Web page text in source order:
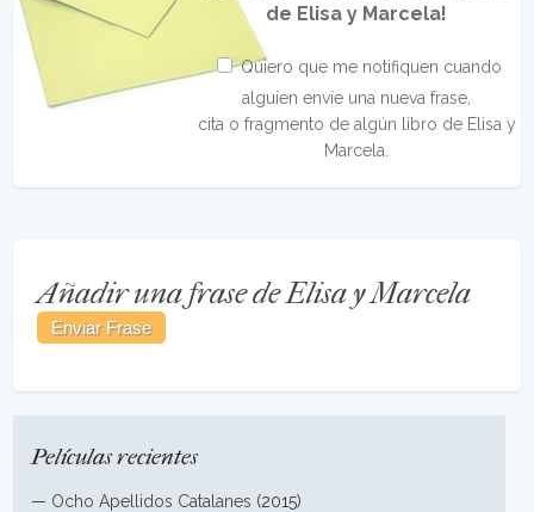
de Elisa y Marcela!
Quiero que me notifiquen cuando
alguien envíe una nueva frase,
cita o fragmento de algún libro de Elisa y
Marcela.
Añadir una frase de Elisa y Marcela
Películas recientes
— Ocho Apellidos Catalanes (2015)